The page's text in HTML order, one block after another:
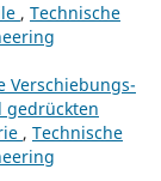
, Technische
Verschiebungs-
gedrückten
, Technische